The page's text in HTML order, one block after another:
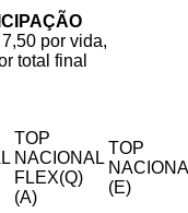
por vida,
total final
TOP
NACIONAL
FLEX(Q)
(A)
TOP
(E)